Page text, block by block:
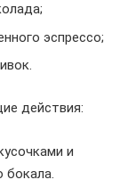
эспрессо;
действия:
и